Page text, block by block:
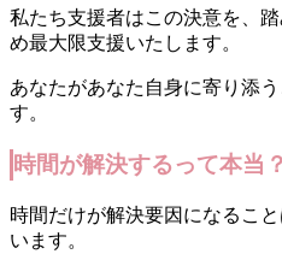
私たち支援者はこの決意を、
め最大限支援いたします。
あなたがあなた自身に寄り添
す。
時間が解決するって本当？
時間だけが解決要因になるこ
います。